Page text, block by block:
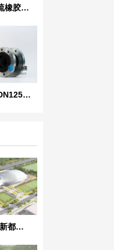
RE型 脱硫橡胶膨胀节
【DIN】DN125单球德标橡胶膨胀节
【成都市新都香城体育中心】弹簧减震器合同